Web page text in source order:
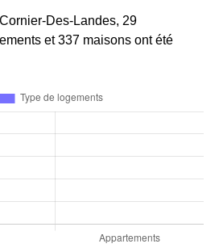
Des-Landes, 29
et 337 maisons ont été